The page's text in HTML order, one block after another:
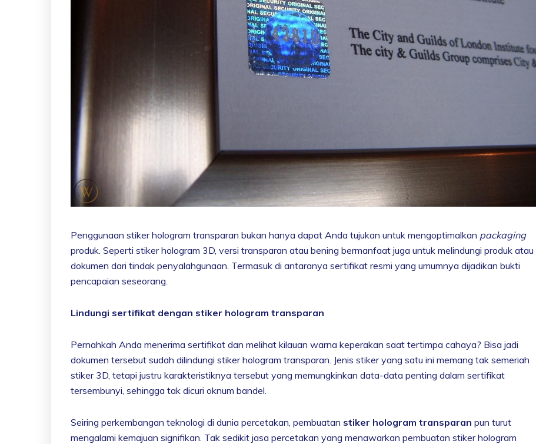
Penggunaan stiker hologram transparan bukan hanya dapat Anda tujukan untuk mengoptimalkan packaging
produk. Seperti stiker hologram 3D, versi transparan atau bening bermanfaat juga untuk melindungi produk atau
dokumen dari tindak penyalahgunaan. Termasuk di antaranya sertifikat resmi yang umumnya dijadikan bukti
pencapaian seseorang.
Lindungi sertifikat dengan stiker hologram transparan
Pernahkah Anda menerima sertifikat dan melihat kilauan warna keperakan saat tertimpa cahaya? Bisa jadi
dokumen tersebut sudah dilindungi stiker hologram transparan. Jenis stiker yang satu ini memang tak semeriah
stiker 3D, tetapi justru karakteristiknya tersebut yang memungkinkan data-data penting dalam sertifikat
tersembunyi, sehingga tak dicuri oknum bandel.
Seiring perkembangan teknologi di dunia percetakan, pembuatan stiker hologram transparan pun turut
mengalami kemajuan signifikan. Tak sedikit jasa percetakan yang menawarkan pembuatan stiker hologram